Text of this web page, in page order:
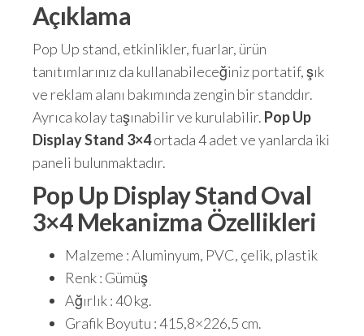
Açıklama
Pop Up stand, etkinlikler, fuarlar, ürün
tanıtımlarınız da kullanabileceğiniz portatif, şık
ve reklam alanı bakımında zengin bir standdır.
Ayrıca kolay taşınabilir ve kurulabilir. Pop Up
Display Stand 3×4ortada 4 adet ve yanlarda iki
paneli bulunmaktadır.
Pop Up Display Stand Oval
3×4 Mekanizma Özellikleri
Malzeme : Aluminyum, PVC, çelik, plastik
Renk : Gümüş
Ağırlık : 40 kg.
Grafik Boyutu : 415,8×226,5 cm.